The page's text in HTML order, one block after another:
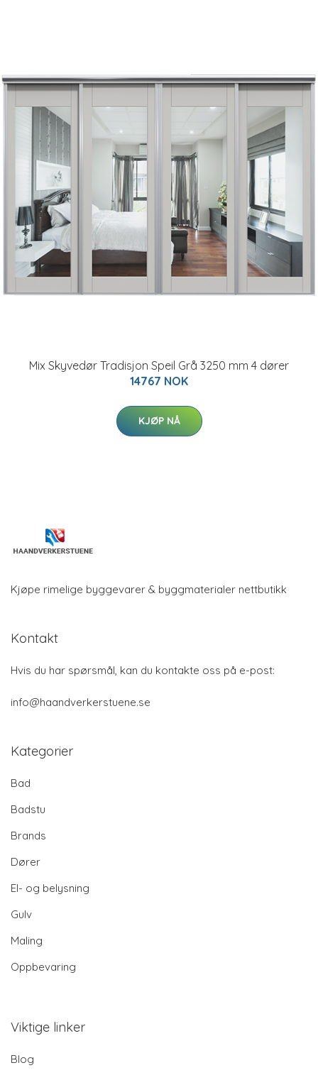
Mix Skyvedør Tradisjon Speil Grå 3250 mm 4 dører
14767 NOK
KJØP NÅ
Kjøpe rimelige byggevarer & byggmaterialer nettbutikk
Kontakt
Hvis du har spørsmål, kan du kontakte oss på e-post:
info@haandverkerstuene.se
Kategorier
Bad
Badstu
Brands
Dører
El- og belysning
Gulv
Maling
Oppbevaring
Viktige linker
Blog